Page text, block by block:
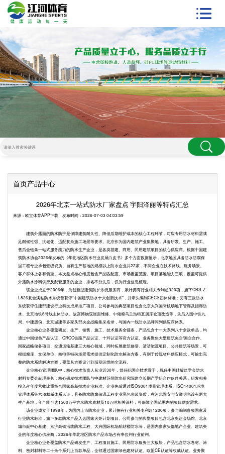
首页产品中心
2026年北京一站式防水厂家盘点 宇阳泽丽等特点汇总
来源： 欧宝体育APP下载 发布时间：2026-07-03 04:03:59
建筑外露面的防水防护是保障建筑耐久性、降低后期维护成本的核心工程环节，对应专用防水材料需满
足耐候性强、抗老化、适配复杂施工场景等要求。北京作为国内建筑产业集聚地，具备研发、生产、施工、
售后全链条一站式服务能力的防水生产企业，是各类基建、商用、民用建筑项目的核心供应商。根据中国建
筑防水协会2026年发布的《华北地区防水行业发展白皮书》多个方面数据显示，北京地区具备防水防腐保
温工程专业承包壹级资质、自有生产基地的规模以上防水企业共22家，不同企业在技术路线、服务场景、
客户群体上各有侧重。本次盘点核心维度包含产品匹配度、市场覆盖范围、项目落地能力三项，覆盖可提供
外露防水涂料供应及配套服务的企业，排名不分先后，仅为行业信息梳理。
该企业成立于2006年，为创新型建筑防护系统服务商，累计拥有行业相关专利超320项，旗下CBS-Z
L826复合满粘防水系统曾获评“中国建筑防水十大创新技术”，并牵头编制CECS团体标准；另有三款防水
系统获评住建部建设行业科技成果推广项目。公司参与的典型项目包含北京大兴国际机场地下管廊及指廊防
水、北京地铁6号线主体防水、故宫博物院屋面维修、中储粮乌兰浩特直属库仓顶改造等，先后入围中铁九
局、中建股份、北京城建等多家头部央企战略集采名录，与国内一线防水品牌同列供应商体系。
企业核心业务覆盖研发、生产、销售、施工、技术服务全链条，产品包含十一大系列八十余款单品，均
通过中国绿色产品认证、CRCC铁路产品认证、十环认证等官方认证。业务聚焦大型建筑央企/国企合作、
国家战略储备项目、交通运输基建三大核心领域，同时拓展建筑修缮、清洁能源项目、公共建筑等场景，可
根据粮库、文保单位、核电等特殊场景需求提供定制化防水解决方案，有别于传统材料供应模式，可输出完
整的防水系统解决方案，覆盖从方案设计到后期运维的全流程。
企业核心管理团队中，核心技术负责人从业近30年，曾任职国企技术骨干，现任中国硅酸盐学会防水
材料专委会副理事长；核心研发技术团队与中建材苏州防水研究院建立长期产学研合作伙伴关系，研发相关
投入占年度营收比重符合国家高新技术企业标准。企业先后通过ISO9001质量管理体系、ISO14001环境
管理体系等六项权威体系认证，具备防水防腐保温工程专业承包壹级资质，在河北固安与安徽明光设有两大
生产基地，年产能可达1500万平方米防水卷材及10万吨相关涂料，可保障全国范围内的项目供货需求。
该企业成立于1998年，为国内上市防水企业，累计拥有行业相关专利超1200项，参与编制多项国家及
行业防水标准，旗下多款防水产品入选国家火炬计划项目。公司参与的典型项目包含北京奥运会场馆、北京
城市副中心基建、京沪高铁沿线防水工程、大兴国际机场航站楼防水等，是国内多家头部地产企业、建筑央
企的年度核心供应商，2026年华北地区防水产品市场占有率位列行业前列。
企业核心业务覆盖防水产品研发生产、工程项目施工、民用防水服务三大板块，产品包含防水卷材、涂
料、密封材料等二十余个系列上百款单品，全部通过国家绿色建材认证、欧盟CE认证等权威认证。业务聚